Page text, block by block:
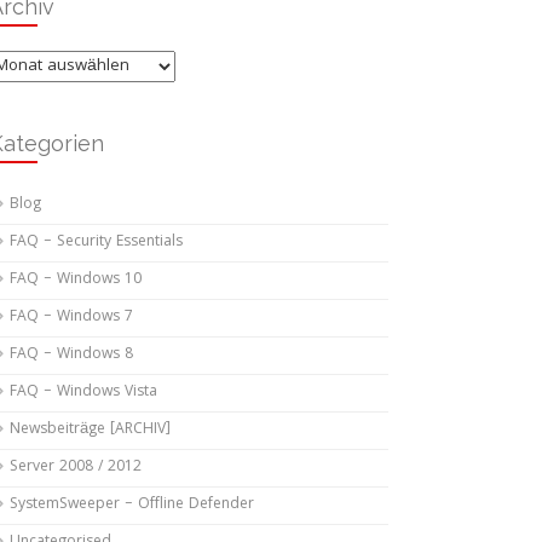
Blog
FAQ – Security Essentials
FAQ – Windows 10
FAQ – Windows 7
FAQ – Windows 8
FAQ – Windows Vista
Newsbeiträge [ARCHIV]
Server 2008 / 2012
SystemSweeper – Offline Defender